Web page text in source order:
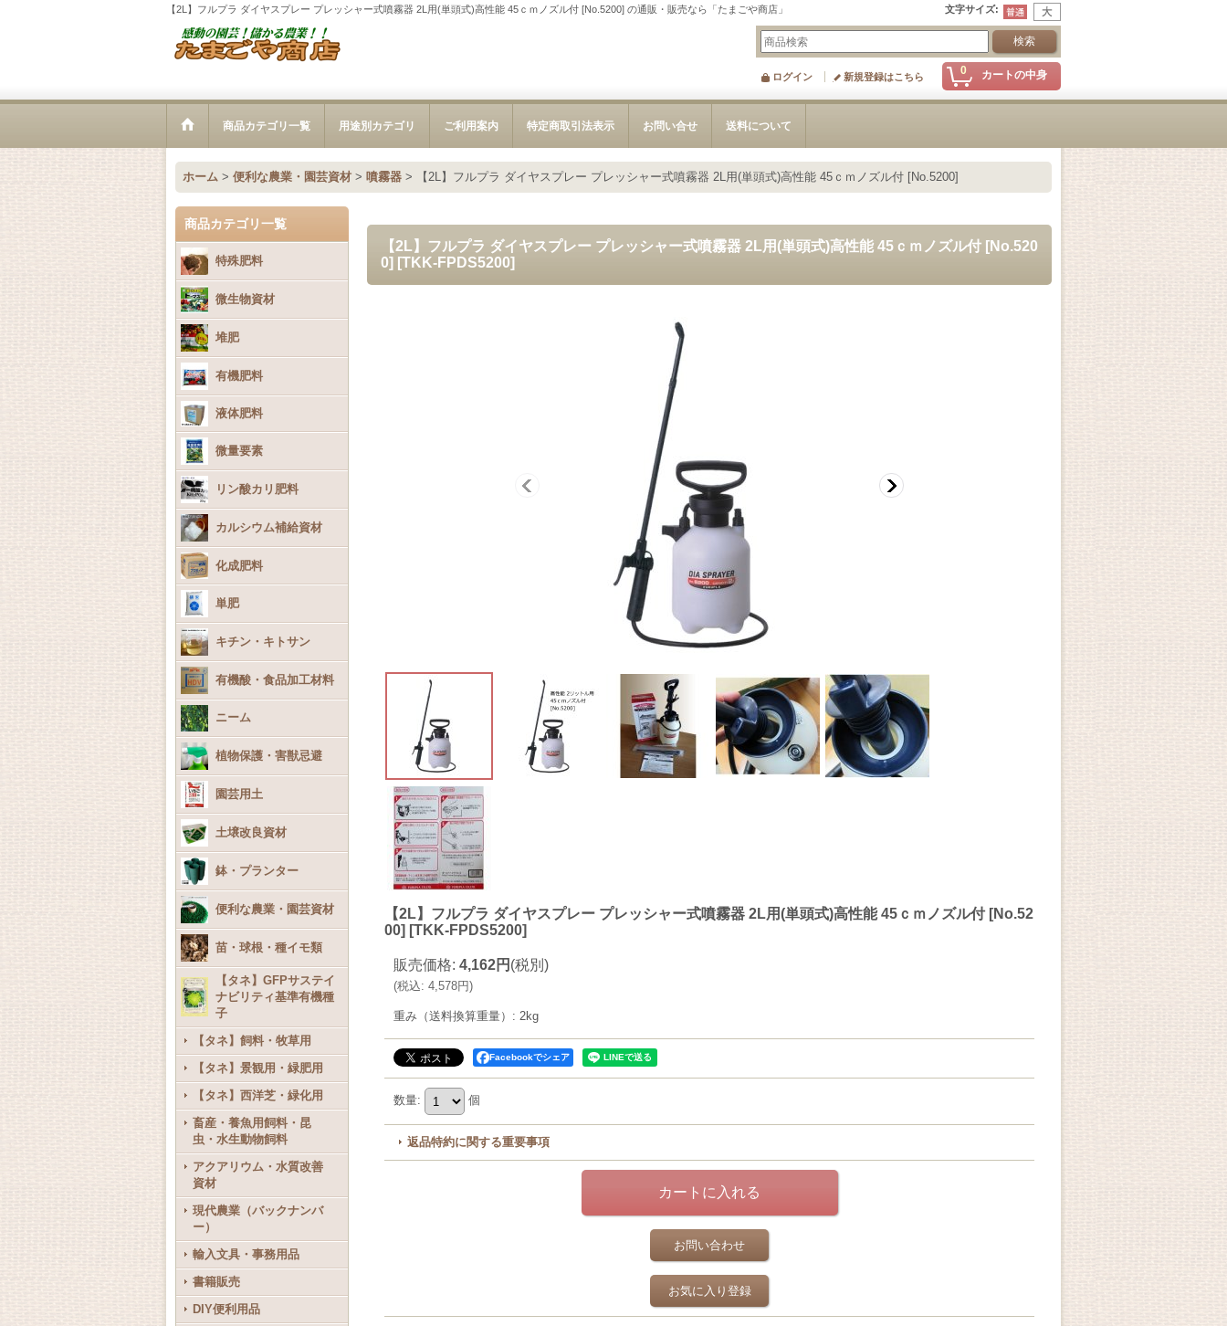
【2L】フルプラ ダイヤスプレー プレッシャー式噴霧器 2L用(単頭式)高性能 45ｃｍノズル付 [No.5200] の通販・販売なら「たまごや商店」 文字サイズ:
0 カートの中身
ログイン 新規登録はこちら
商品カテゴリ一覧 用途別カテゴリ ご利用案内 特定商取引法表示 お問い合せ 送料について
ホーム > 便利な農業・園芸資材 > 噴霧器 > 【2L】フルプラ ダイヤスプレー プレッシャー式噴霧器 2L用(単頭式)高性能 45ｃｍノズル付 [No.5200]
商品カテゴリ一覧
特殊肥料
微生物資材
堆肥
有機肥料
液体肥料
微量要素
リン酸カリ肥料
カルシウム補給資材
化成肥料
単肥
キチン・キトサン
有機酸・食品加工材料
ニーム
植物保護・害獣忌避
園芸用土
土壌改良資材
鉢・プランター
便利な農業・園芸資材
苗・球根・種イモ類
【タネ】GFPサステイ
ナビリティ基準有機種
子
【タネ】飼料・牧草用
【タネ】景観用・緑肥用
【タネ】西洋芝・緑化用
畜産・養魚用飼料・昆
虫・水生動物飼料
アクアリウム・水質改善
資材
現代農業（バックナンバ
ー）
輸入文具・事務用品
書籍販売
DIY便利用品
【2L】フルプラ ダイヤスプレー プレッシャー式噴霧器 2L用(単頭式)高性能 45ｃｍノズル付 [No.520
0] [TKK-FPDS5200]
【2L】フルプラ ダイヤスプレー プレッシャー式噴霧器 2L用(単頭式)高性能 45ｃｍノズル付 [No.52
00] [TKK-FPDS5200]
販売価格: 4,162円 (税別)
(税込: 4,578円)
重み（送料換算重量） : 2kg
Facebookでシェア
数量: 個
返品特約に関する重要事項
お問い合わせ
お気に入り登録